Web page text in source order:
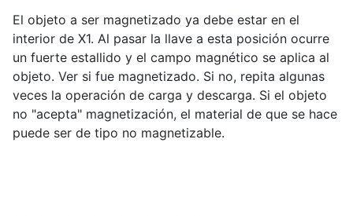
El objeto a ser magnetizado ya debe estar en el
interior de X1. Al pasar la llave a esta posición ocurre
un fuerte estallido y el campo magnético se aplica al
objeto. Ver si fue magnetizado. Si no, repita algunas
veces la operación de carga y descarga. Si el objeto
no "acepta" magnetización, el material de que se hace
puede ser de tipo no magnetizable.